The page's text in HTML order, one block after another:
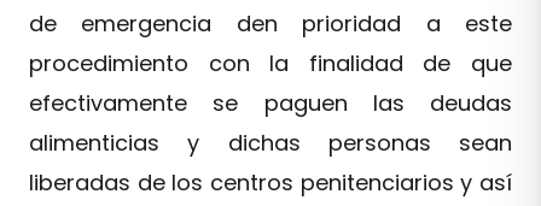
de emergencia den prioridad a este
procedimiento con la finalidad de que
efectivamente se paguen las deudas
alimenticias y dichas personas sean
liberadas de los centros penitenciarios y así